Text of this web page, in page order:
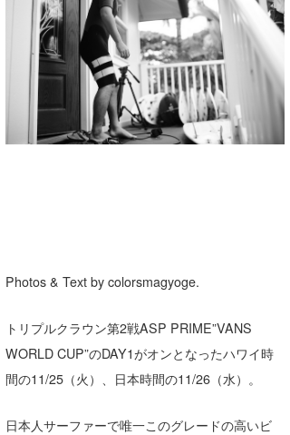
今月のプレゼント
Photos & Text by colorsmagyoge.
トリプルクラウン第2戦ASP PRIME”VANS
WORLD CUP”のDAY1がオンとなったハワイ時
間の11/25（火）、日本時間の11/26（水）。
日本人サーファーで唯一このグレードの高いビ
千葉北
伊豆
千葉南
大阪
その他
ルール＆How to
VOTE!
ライター/寄稿メディア